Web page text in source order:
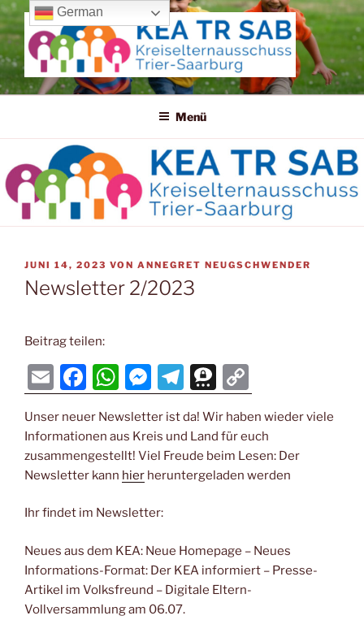
Zum
Inhalt
springen
KREISELTERNAUSSCHUSS
TRIER-SAARBURG
Menü
VERÖFFENTLICHT
AM
JUNI 14, 2023 VON ANNEGRET NEUGSCHWENDER
Newsletter 2/2023
Beitrag teilen:
E
m
ai
l
F
a
c
e
b
o
k
W
h
at
s
A
p
M
e
ss
e
n
g
T
el
e
gr
a
T
hr
e
e
m
o
p
y
Li
Unser neuer Newsletter ist da! Wir haben wieder viele
Informationen aus Kreis und Land für euch
zusammengestellt! Viel Freude beim Lesen: Der
Newsletter kann hier heruntergeladen werden
Ihr findet im Newsletter:
Neues aus dem KEA: Neue Homepage – Neues
Informations-Format: Der KEA informiert – Presse-
Artikel im Volksfreund – Digitale Eltern-
Vollversammlung am 06.07.
German